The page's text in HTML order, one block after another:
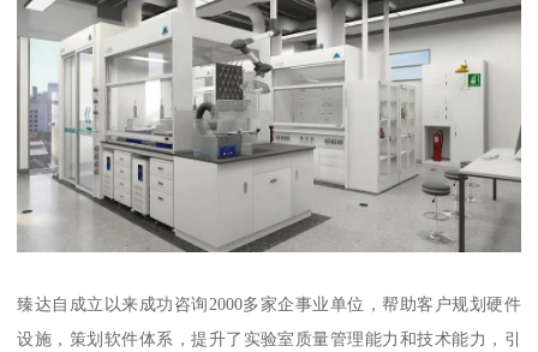
臻达自成立以来成功咨询2000多家企事业单位，帮助客户规划硬件
设施，策划软件体系，提升了实验室质量管理能力和技术能力，引